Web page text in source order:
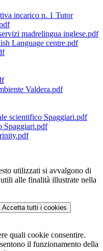
incarico n. 1 Tutor
madrelingua inglese.pdf
Language centre.pdf
Valdera.pdf
scientifico Spaggiari.pdf
Spaggiari.pdf
utilizzati si avvalgono di
alle finalità illustrate nella
Accetta tutti i cookies
quali cookie consentire.
il funzionamento della